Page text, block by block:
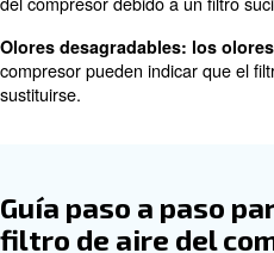
Tipo de filtro: algunos
diferentes intervalos de
fabricante.
de aire